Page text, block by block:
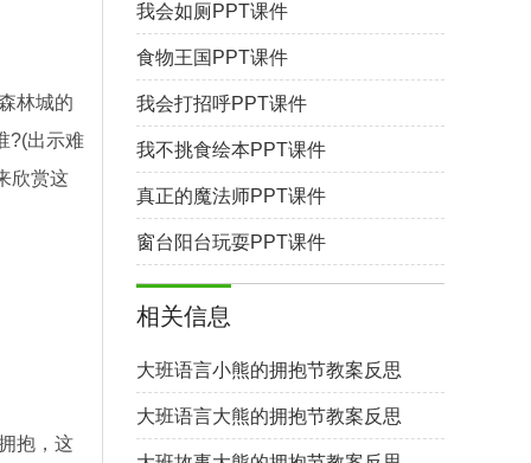
林城的
?(出示难
欣赏这
抱，这
我会如厕PPT课件
食物王国PPT课件
我会打招呼PPT课件
我不挑食绘本PPT课件
真正的魔法师PPT课件
窗台阳台玩耍PPT课件
相关信息
大班语言小熊的拥抱节教案反思
大班语言大熊的拥抱节教案反思